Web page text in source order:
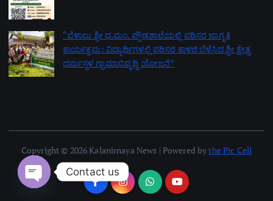
“ಬೆಳಾಲು ಶ್ರೀ ಧ.ಮಂ. ಪ್ರೌಢಶಾಲೆಯಲ್ಲಿ ಪರಿಸರ ಜಾಗೃತಿ
ಕಾರ್ಯಕ್ರಮ: ವಿದ್ಯಾರ್ಥಿಗಳಲ್ಲಿ ಪರಿಸರ ಕಾಳಜಿ ಬೆಳೆಸಿದ ಶ್ರೀ ಕ್ಷೇತ್ರ
ಧರ್ಮಸ್ಥಳ ಗ್ರಾಮಾಭಿವೃದ್ಧಿ ಯೋಜನೆ”
Copyright © 2026 Kalanirnaya News | Powered bythe Pic Cell
Contact us